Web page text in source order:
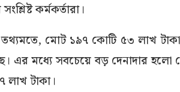
কর্মকর্তারা।
তথ্যমতে, মোট ১৯৭ কোটি ৫৩ লাখ
এর মধ্যে সবচেয়ে বড় দেনাদার হলো
লাখ টাকা।